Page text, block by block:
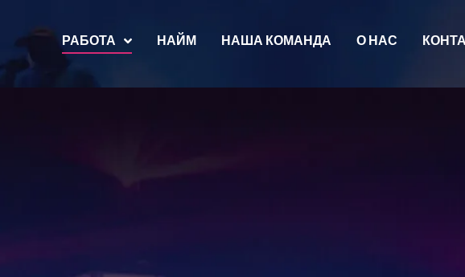
РАБОТА НАЙМ НАША КОМАНДА О НАС